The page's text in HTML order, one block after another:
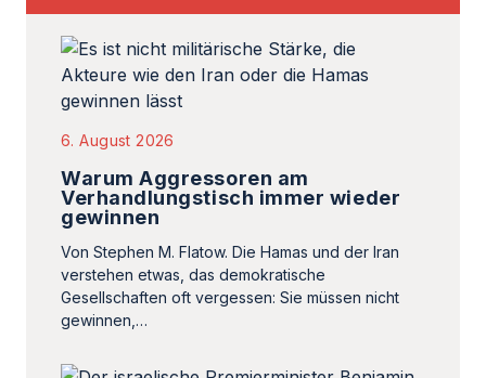
6. August 2026
Warum Aggressoren am
Verhandlungstisch immer wieder
gewinnen
Von Stephen M. Flatow. Die Hamas und der Iran
verstehen etwas, das demokratische
Gesellschaften oft vergessen: Sie müssen nicht
gewinnen,…